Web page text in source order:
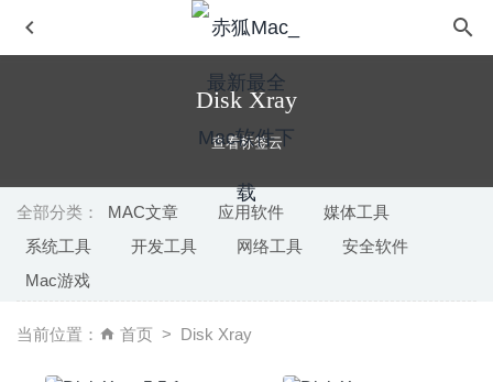
Disk Xray
查看标签云
全部分类： MAC文章 应用软件
媒体工具
系统工具
开发工具 网络工具
安全软件
Mac游戏
当前位置： 首页 Disk Xray
Mediahuman Youtube Downloader 3.9.9.45.0609 – 非常